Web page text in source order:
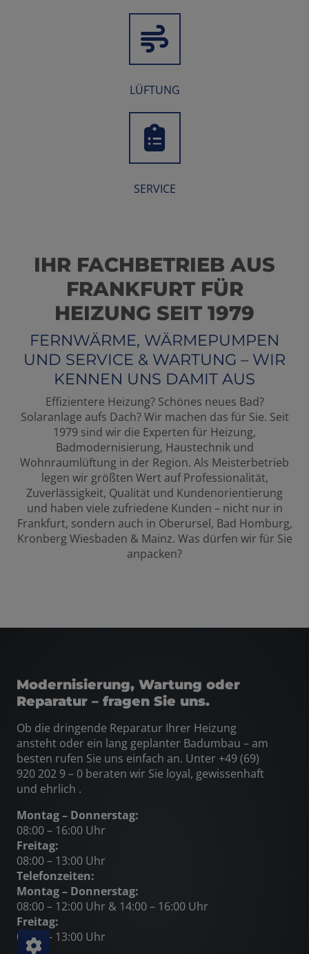
LÜFTUNG
SERVICE
IHR FACHBETRIEB AUS
FRANKFURT FÜR
HEIZUNG SEIT 1979
FERNWÄRME, WÄRMEPUMPEN
UND SERVICE & WARTUNG – WIR
KENNEN UNS DAMIT AUS
Effizientere Heizung? Schönes neues Bad?
Solaranlage aufs Dach? Wir machen das für Sie. Seit
1979 sind wir die Experten für Heizung,
Badmodernisierung, Haustechnik und
Wohnraumlüftung in der Region. Als Meisterbetrieb
legen wir größten Wert auf Professionalität,
Zuverlässigkeit, Qualität und Kundenorientierung
und haben viele zufriedene Kunden – nicht nur in
Frankfurt, sondern auch in Oberursel, Bad Homburg,
Kronberg Wiesbaden & Mainz. Was dürfen wir für Sie
anpacken?
Modernisierung, Wartung oder
Reparatur – fragen Sie uns.
Ob die dringende Reparatur Ihrer Heizung
ansteht oder ein lang geplanter Badumbau – am
besten rufen Sie uns einfach an. Unter +49 (69)
920 202 9 – 0 beraten wir Sie loyal, gewissenhaft
und ehrlich .
Montag – Donnerstag:
08:00 – 16:00 Uhr
Freitag:
08:00 – 13:00 Uhr
Telefonzeiten:
Montag – Donnerstag:
08:00 – 12:00 Uhr & 14:00 – 16:00 Uhr
Freitag:
08:00 – 13:00 Uhr